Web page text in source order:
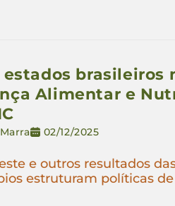
estados
Alimentar e
02/12/2025
e outros resultados
estruturam políticas